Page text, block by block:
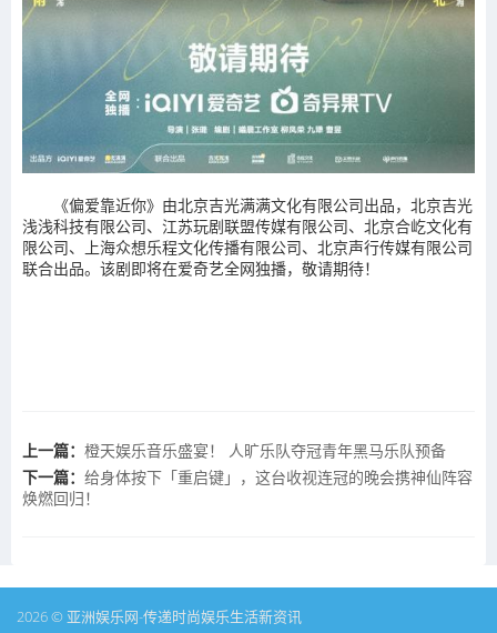
《偏爱靠近你》由北京吉光满满文化有限公司出品，北京吉光
浅浅科技有限公司、江苏玩剧联盟传媒有限公司、北京合屹文化有
限公司、上海众想乐程文化传播有限公司、北京声行传媒有限公司
联合出品。该剧即将在爱奇艺全网独播，敬请期待！
上一篇： 橙天娱乐音乐盛宴！ 人旷乐队夺冠青年黑马乐队预备
下一篇： 给身体按下「重启键」，这台收视连冠的晚会携神仙阵容
焕燃回归！
2026 © 亚洲娱乐网-传递时尚娱乐生活新资讯